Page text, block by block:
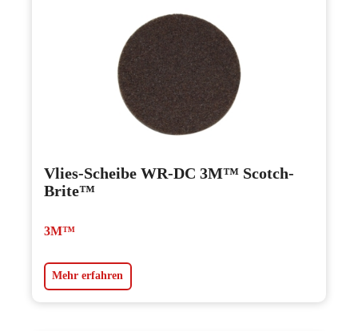
Vlies-Scheibe WR-DC 3M™ Scotch-
Brite™
3M™
Mehr erfahren